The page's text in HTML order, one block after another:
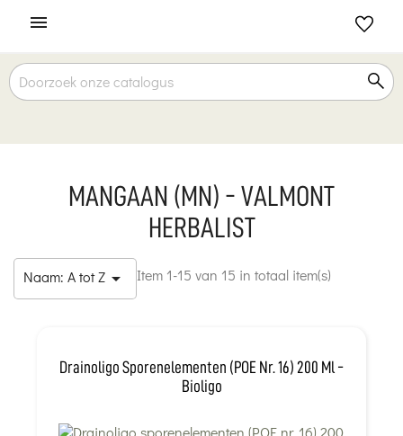

MANGAAN (MN) - VALMONT
HERBALIST
Naam: A tot Z  Item 1-15 van 15 in totaal item(s)
Drainoligo Sporenelementen (POE Nr. 16) 200 Ml -
Bioligo